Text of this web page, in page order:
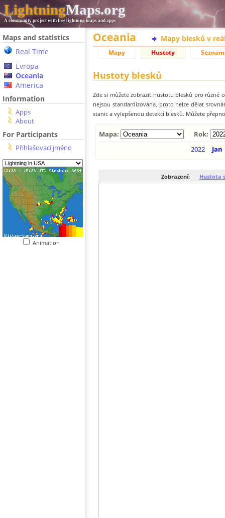
LightningMaps.org
A community project with free lightning maps and apps
Maps and statistics
Real Time
Evropa
Oceania
America
Information
Apps
About
For Participants
Přihlašovací jméno
Animation
Oceania Mapy blesků v
Mapy Hustoty Seznam
Hustoty blesků
Zde si můžete zobrazit hustotu blesků pro různé
nejsou standardizována, proto nelze dělat
stanic a vylepšenou detekcí blesků. Můžete
Mapa:
Rok:
2022
Jan
Zobrazení: Hustota